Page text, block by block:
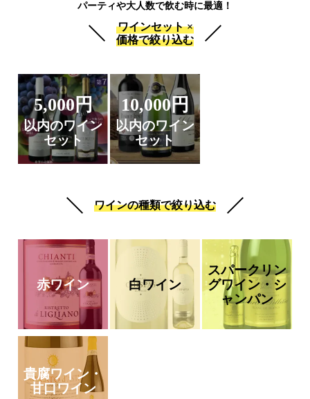
パーティや大人数で飲む時に最適！
ワインセット ×
価格で絞り込む
5,000円
以内のワイン
セット
10,000円
以内のワイン
セット
ワインの種類で絞り込む
赤ワイン 白ワイン
スパークリン
グワイン・シ
ャンパン
貴腐ワイン・
甘口ワイン